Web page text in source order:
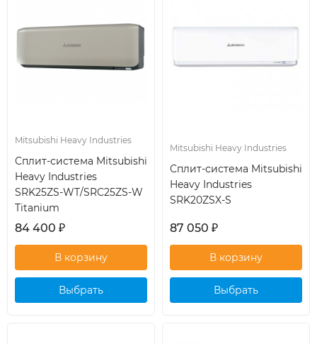
Mitsubishi Heavy Industries
Сплит-система Mitsubishi
Heavy Industries
SRK25ZS-WT/SRC25ZS-W
Titanium
84 400 ₽
Выбрать
Mitsubishi Heavy Industries
Сплит-система Mitsubishi
Heavy Industries
SRK20ZSX-S
87 050 ₽
Выбрать